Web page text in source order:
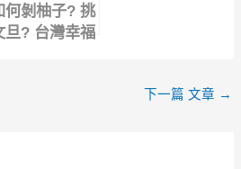
何剝柚子? 挑
旦? 台灣幸福
下一篇 文章 →